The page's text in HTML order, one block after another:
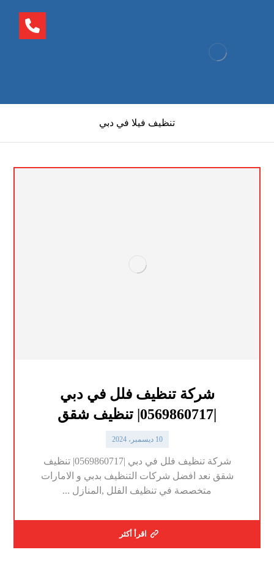
تنظيف فيلا في دبي
شركة تنظيف فلل في دبي
|0569860717| تنظيف شقق
10 ديسمبر، 2024
شركة تنظيف فلل في دبي |0569860717| تنظيف
شقق نعد افضل شركات التنظيف بدبي و الامارات
متخصصة في تنظيف الفلل ,المنازل ...
اقرأ أكثر